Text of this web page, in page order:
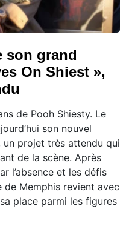
son grand
On Shiest »,
de Pooh Shiesty. Le
son nouvel
un projet très attendu qui
de la scène. Après
l’absence et les défis
de Memphis revient avec
place parmi les figures